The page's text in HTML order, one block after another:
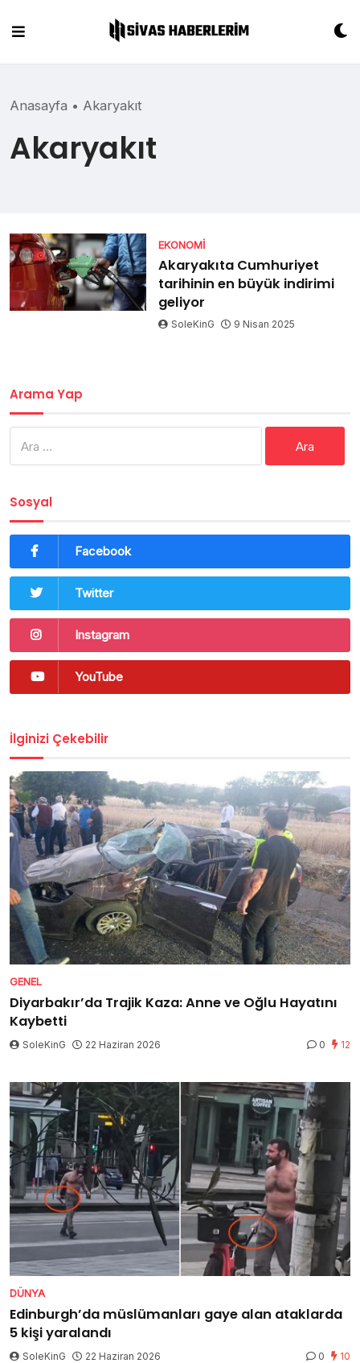
content
Anasayfa • Akaryakıt
Akaryakıt
EKONOMI
Akaryakıta Cumhuriyet
tarihinin en büyük indirimi
geliyor
SoleKinG 9 Nisan 2025
Arama Yap
Sosyal
Facebook
Twitter
Instagram
YouTube
İlginizi Çekebilir
GENEL
Diyarbakır’da Trajik Kaza: Anne ve Oğlu Hayatını
Kaybetti
SoleKinG 22 Haziran 2026 0 12
DÜNYA
Edinburgh’da müslümanları gaye alan ataklarda
5 kişi yaralandı
SoleKinG 22 Haziran 2026 0 10